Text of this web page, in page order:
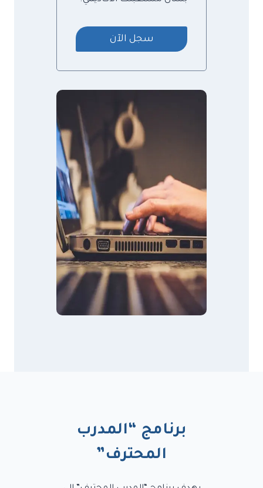
سجل الآن
برنامج “المدرب
المحترف”